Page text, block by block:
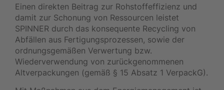
Einen direkten Beitrag zur Rohstoffeffizienz und
damit zur Schonung von Ressourcen leistet
SPINNER durch das konsequente Recycling von
Abfällen aus Fertigungsprozessen, sowie der
ordnungsgemäßen Verwertung bzw.
Wiederverwendung von zurückgenommenen
Altverpackungen (gemäß § 15 Absatz 1 VerpackG).